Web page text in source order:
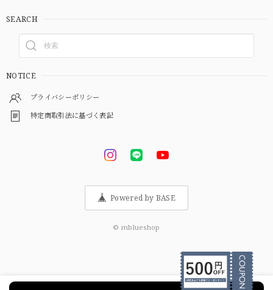
SEARCH
NOTICE
プライバシーポリシー
特定商取引法に基づく表記
Powered by BASE
© mblueshop